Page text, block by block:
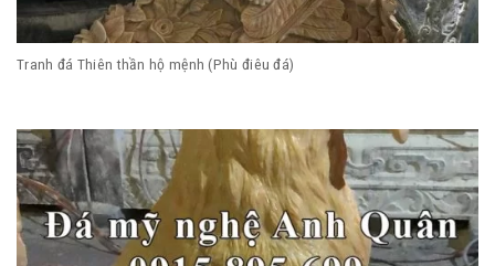
Tranh đá Thiên thần hộ mệnh (Phù điêu đá)